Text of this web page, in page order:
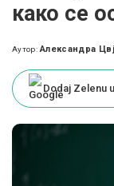
како се
Posted
Аутор: Александра
Dodaj Zelenu